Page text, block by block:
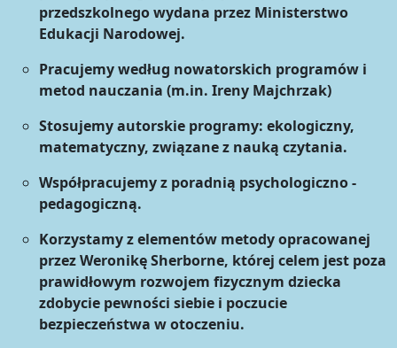
przedszkolnego wydana przez Ministerstwo
Edukacji Narodowej.
Pracujemy według nowatorskich programów i
metod nauczania (m.in. Ireny Majchrzak)
Stosujemy autorskie programy: ekologiczny,
matematyczny, związane z nauką czytania.
Współpracujemy z poradnią psychologiczno -
pedagogiczną.
Korzystamy z elementów metody opracowanej
przez Weronikę Sherborne, której celem jest poza
prawidłowym rozwojem fizycznym dziecka
zdobycie pewności siebie i poczucie
bezpieczeństwa w otoczeniu.